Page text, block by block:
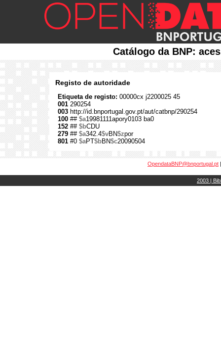
Catálogo da BNP:
Registo de autoridade
Etiqueta de registo: 00000cx j2200025 45
001 290254
003 http://id.bnportugal.gov.pt/aut/catbnp/290254
100 ## $a19981111apory0103 ba0
152 ## $bCDU
279 ## $a342.4$vBN$zpor
801 #0 $aPT$bBN$c20090504
OpendataBNP@bnportugal.pt
2003 |